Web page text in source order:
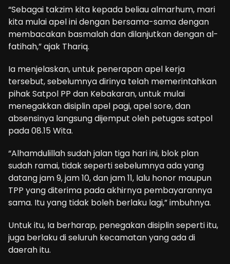
“Sebagai takzim kita kepada beliau almarhum, mari
kita mulai apel ini dengan bersama-sama dengan
membacakan basmalah dan dilanjutkan dengan al-
fatihah,” ajak Thariq.
Ia menjelaskan, untuk penerapan apel kerja
tersebut, sebelumnya dirinya telah memerintahkan
pihak Satpol PP dan Kebakaran, untuk mulai
menegakkan disiplin apel pagi, apel sore, dan
absensinya langsung dijemput oleh petugas satpol
pada 08.15 Wita.
“Alhamdulillah sudah jalan tiga hari ini, blok plan
sudah ramai, tidak seperti sebelumnya ada yang
datang jam 9, jam 10, dan jam 11, lalu honor maupun
TPP yang diterima pada akhirnya pembayarannya
sama. Itu yang tidak boleh berlaku lagi,” imbuhnya.
Untuk itu, Ia berharap, penegakan disiplin seperti itu,
juga berlaku di seluruh kecamatan yang ada di
daerah itu.